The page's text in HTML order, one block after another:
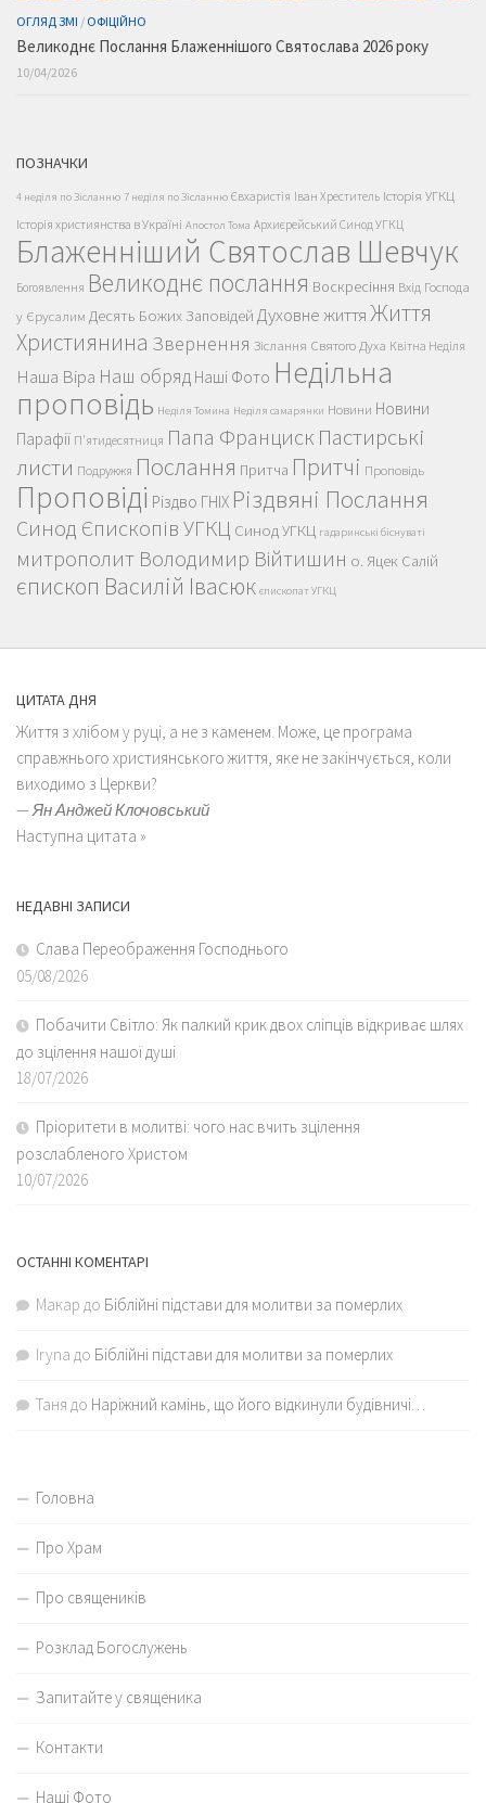
ОГЛЯД ЗМІ / ОФІЦІЙНО
Великоднє Послання Блаженнішого Святослава 2026 року
10/04/2026
ПОЗНАЧКИ
4 неділя по Зісланню 7 неділя по Зісланню Євхаристія Іван Хреститель Історія УГКЦ
Історія християнства в Україні Апостол Тома Архиєрейський Синод УГКЦ
Блаженніший Святослав Шевчук
Богоявлення Великоднє послання Воскресіння Вхід Господа
у Єрусалим Десять Божих Заповідей Духовне життяЖиття
Християнина Звернення Зіслання Святого Духа Квітна Неділя
Наша Віра Наш обряд Наші Фото Недільна
проповідь Неділя Томина Неділя самарянки Новини Новини
Парафії П'ятидесятниця Папа Франциск Пастирські
листи Подружжя Послання Притча Притчі Проповідь
Проповіді Різдво ГНІХ Різдвяні Послання
Синод Єпископів УГКЦ Синод УГКЦ гадаринські біснуваті
митрополит Володимир Війтишин о. Яцек Салій
єпископ Василій Івасюк єпископат УГКЦ
ЦИТАТА ДНЯ
Життя з хлібом у руці, а не з каменем. Може, це програма
справжнього християнського життя, яке не закінчується, коли
виходимо з Церкви?
—Ян Анджей Клочовський
Наступна цитата »
НЕДАВНІ ЗАПИСИ
Слава Переображення Господнього
05/08/2026
Побачити Світло: Як палкий крик двох сліпців відкриває шлях
до зцілення нашої душі
18/07/2026
Пріоритети в молитві: чого нас вчить зцілення
розслабленого Христом
10/07/2026
ОСТАННІ КОМЕНТАРІ
Макар до Біблійні підстави для молитви за померлих
Iryna до Біблійні підстави для молитви за померлих
Таня до Наріжний камінь, що його відкинули будівничі…
Головна
Про Храм
Про священиків
Розклад Богослужень
Запитайте у священика
Контакти
Наші Фото